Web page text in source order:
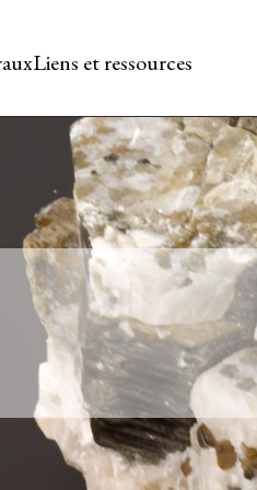
Liens et ressources